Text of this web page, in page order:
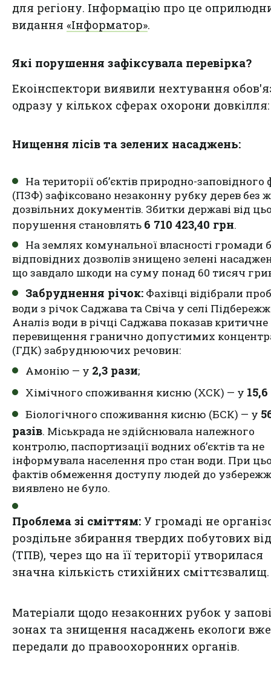
для регіону. Інформацію про це
видання «Інформатор».
Які порушення зафіксувала перевірка?
Екоінспектори виявили нехтування
одразу у кількох сферах охорони довкілля:
Нищення лісів та зелених насаджень:
На території об’єктів природно-
(ПЗФ) зафіксовано незаконну рубку дерев без
дозвільних документів. Збитки державі від
порушення становлять 6 710 423,40 грн.
На землях комунальної власності громади
відповідних дозволів знищено зелені
що завдало шкоди на суму понад 60 тисяч
Забруднення річок: Фахівці відібрали
води з річок Саджава та Свіча у селі
Аналіз води в річці Саджава показав критичне
перевищення гранично допустимих
(ГДК) забруднюючих речовин:
Амонію — у 2,3 рази;
Хімічного споживання кисню (ХСК) — у
Біологічного споживання кисню (БСК) — у
разів. Міськрада не здійснювала належного
контролю, паспортизації водних об’єктів та не
інформувала населення про стан води. При
фактів обмеження доступу людей до
виявлено не було.
Проблема зі сміттям: У громаді не
роздільне збирання твердих побутових
(ТПВ), через що на її території утворилася
значна кількість стихійних сміттєзвалищ.
Матеріали щодо незаконних рубок у
зонах та знищення насаджень екологи вже
передали до правоохоронних органів.